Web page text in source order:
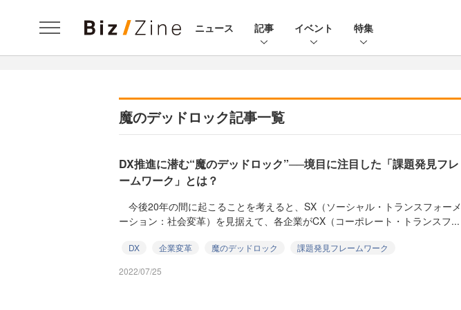
ニュース 記事 イベント 特集
魔のデッドロック記事一覧
DX推進に潜む“魔のデッドロック”──境目に注目した「課題発見フレ
ームワーク」とは？
今後20年の間に起こることを考えると、SX（ソーシャル・トランスフォーメ
ーション：社会変革）を見据えて、各企業がCX（コーポレート・トランスフ...
DX 企業変革 魔のデッドロック
課題発見フレームワーク
2022/07/25